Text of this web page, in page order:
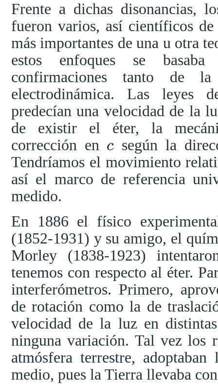
Frente a dichas disonancias,
fueron varios, así científicos
más importantes de una u otra
estos enfoques se
confirmaciones tanto de
electrodinámica. Las leyes
predecían una velocidad de la
de existir el éter, la
corrección en c
c
según la
Tendríamos el movimiento
así el marco de referencia
medido.
En 1886 el físico
(1852-1931) y su amigo, el
Morley (1838-1923)
tenemos con respecto al éter.
interferómetros. Primero,
de rotación como la de
velocidad de la luz en
ninguna variación. Tal vez los
atmósfera terrestre,
medio, pues la Tierra llevaba